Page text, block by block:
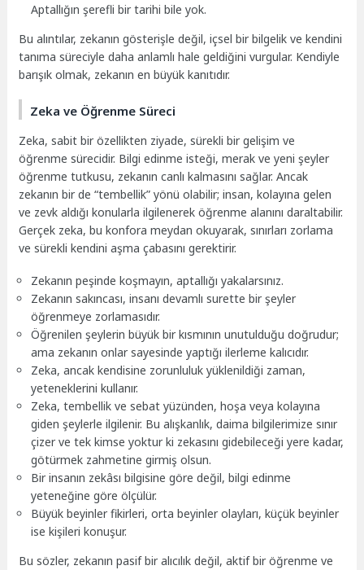
Aptallığın şerefli bir tarihi bile yok.
Bu alıntılar, zekanın gösterişle değil, içsel bir bilgelik ve kendini
tanıma süreciyle daha anlamlı hale geldiğini vurgular. Kendiyle
barışık olmak, zekanın en büyük kanıtıdır.
Zeka ve Öğrenme Süreci
Zeka, sabit bir özellikten ziyade, sürekli bir gelişim ve
öğrenme sürecidir. Bilgi edinme isteği, merak ve yeni şeyler
öğrenme tutkusu, zekanın canlı kalmasını sağlar. Ancak
zekanın bir de “tembellik” yönü olabilir; insan, kolayına gelen
ve zevk aldığı konularla ilgilenerek öğrenme alanını daraltabilir.
Gerçek zeka, bu konfora meydan okuyarak, sınırları zorlama
ve sürekli kendini aşma çabasını gerektirir.
Zekanın peşinde koşmayın, aptallığı yakalarsınız.
Zekanın sakıncası, insanı devamlı surette bir şeyler
öğrenmeye zorlamasıdır.
Öğrenilen şeylerin büyük bir kısmının unutulduğu doğrudur;
ama zekanın onlar sayesinde yaptığı ilerleme kalıcıdır.
Zeka, ancak kendisine zorunluluk yüklenildiği zaman,
yeteneklerini kullanır.
Zeka, tembellik ve sebat yüzünden, hoşa veya kolayına
giden şeylerle ilgilenir. Bu alışkanlık, daima bilgilerimize sınır
çizer ve tek kimse yoktur ki zekasını gidebileceği yere kadar,
götürmek zahmetine girmiş olsun.
Bir insanın zekâsı bilgisine göre değil, bilgi edinme
yeteneğine göre ölçülür.
Büyük beyinler fikirleri, orta beyinler olayları, küçük beyinler
ise kişileri konuşur.
Bu sözler, zekanın pasif bir alıcılık değil, aktif bir öğrenme ve